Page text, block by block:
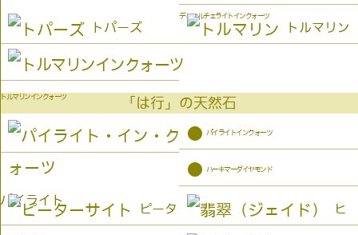
デュモルチェライトインクォーツ
トパーズ トルマリン
トルマリンインクォーツ 「は行」の天然石
パイライト
● パイライトインクォーツ
● ハーキマーダイヤモンド
ピータ ヒ